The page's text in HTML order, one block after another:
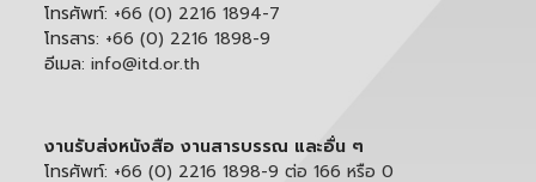
โทรศัพท์: +66 (0) 2216 1894-7
โทรสาร: +66 (0) 2216 1898-9
อีเมล: info@itd.or.th
งานรับส่งหนังสือ งานสารบรรณ และอื่น ๆ
โทรศัพท์: +66 (0) 2216 1898-9 ต่อ 166 หรือ 0